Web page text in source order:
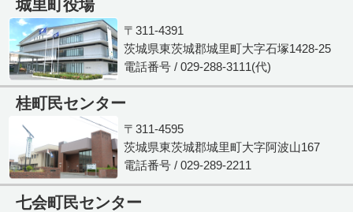
城里町役場
〒311-4391
茨城県東茨城郡城里町大字石塚1428-25
電話番号 / 029-288-3111(代)
桂町民センター
〒311-4595
茨城県東茨城郡城里町大字阿波山167
電話番号 / 029-289-2211
七会町民センター